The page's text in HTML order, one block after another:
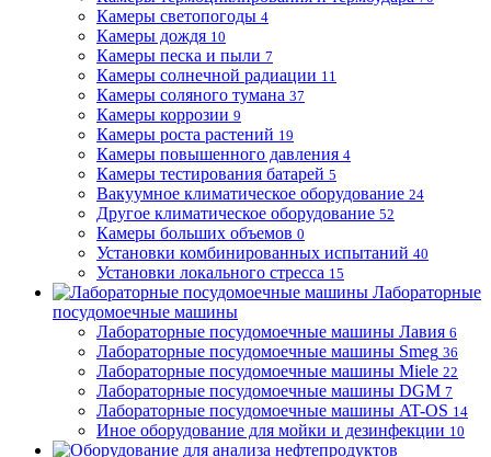
Камеры светопогоды 4
Камеры дождя 10
Камеры песка и пыли 7
Камеры солнечной радиации 11
Камеры соляного тумана 37
Камеры коррозии 9
Камеры роста растений 19
Камеры повышенного давления 4
Камеры тестирования батарей 5
Вакуумное климатическое оборудование 24
Другое климатическое оборудование 52
Камеры больших объемов 0
Установки комбинированных испытаний 40
Установки локального стресса 15
Лабораторные
посудомоечные машины
Лабораторные посудомоечные машины Лавия 6
Лабораторные посудомоечные машины Smeg 36
Лабораторные посудомоечные машины Miele 22
Лабораторные посудомоечные машины DGM 7
Лабораторные посудомоечные машины AT-OS 14
Иное оборудование для мойки и дезинфекции 10